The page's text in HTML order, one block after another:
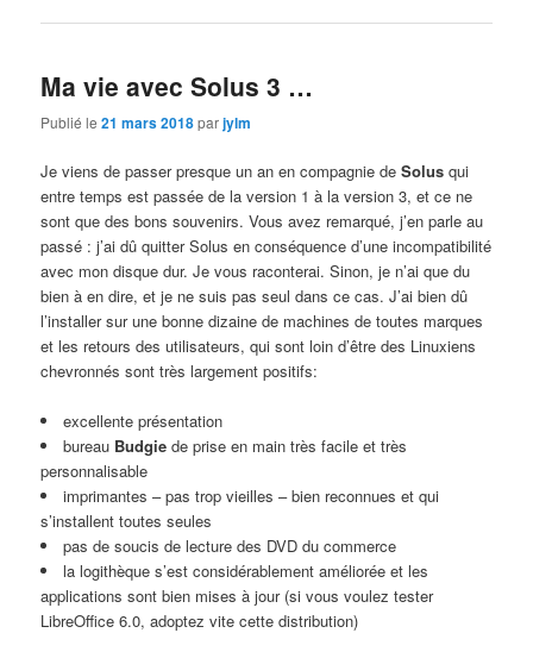
Ma vie avec Solus 3 …
Publié le21 mars 2018parjylm
Je viens de passer presque un an en compagnie deSolus qui
entre temps est passée de la version 1 à la version 3, et ce ne
sont que des bons souvenirs. Vous avez remarqué, j’en parle au
passé : j’ai dû quitter Solus en conséquence d’une incompatibilité
avec mon disque dur. Je vous raconterai. Sinon, je n’ai que du
bien à en dire, et je ne suis pas seul dans ce cas. J’ai bien dû
l’installer sur une bonne dizaine de machines de toutes marques
et les retours des utilisateurs, qui sont loin d’être des Linuxiens
chevronnés sont très largement positifs:
excellente présentation
bureau Budgie de prise en main très facile et très
personnalisable
imprimantes – pas trop vieilles – bien reconnues et qui
s’installent toutes seules
pas de soucis de lecture des DVD du commerce
la logithèque s’est considérablement améliorée et les
applications sont bien mises à jour (si vous voulez tester
LibreOffice 6.0, adoptez vite cette distribution)